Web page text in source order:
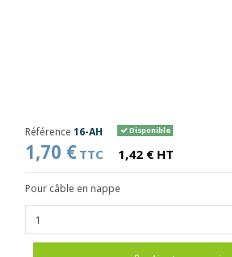
Référence 16-AH Disponible
1,70 € TTC 1,42 € HT
Pour câble en nappe